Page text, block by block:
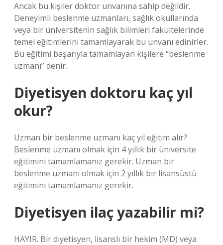
Ancak bu kişiler doktor unvanına sahip değildir.
Deneyimli beslenme uzmanları, sağlık okullarında
veya bir üniversitenin sağlık bilimleri fakültelerinde
temel eğitimlerini tamamlayarak bu unvanı edinirler.
Bu eğitimi başarıyla tamamlayan kişilere “beslenme
uzmanı” denir.
Diyetisyen doktoru kaç yıl
okur?
Uzman bir beslenme uzmanı kaç yıl eğitim alır?
Beslenme uzmanı olmak için 4 yıllık bir üniversite
eğitimini tamamlamanız gerekir. Uzman bir
beslenme uzmanı olmak için 2 yıllık bir lisansüstü
eğitimini tamamlamanız gerekir.
Diyetisyen ilaç yazabilir mi?
HAYIR. Bir diyetisyen, lisanslı bir hekim (MD) veya